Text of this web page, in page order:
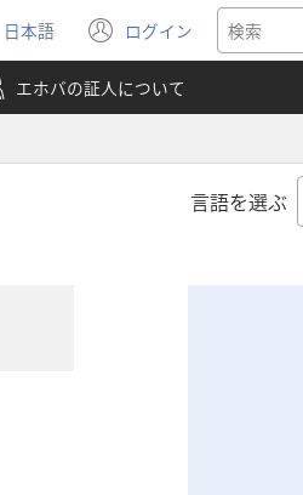
言
語
を
選
日本語 ログイン
（新
し
い
タ
で
エホバの証人について
言語を選ぶ